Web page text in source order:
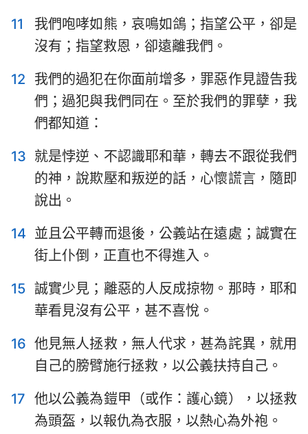
1 2
15
16 17 18 20
21
22
29
30 31 33 34
35
36
37 38 39 40
43
44 45 46 47 48
49
50
51 52 53 54
64
65 66
11
我們咆哮如熊，哀鳴如鴿；指望公平，卻是
沒有；指望救恩，卻遠離我們。
12
我們的過犯在你面前增多，罪惡作見證告我
們；過犯與我們同在。至於我們的罪孽，我
們都知道：
13 就是悖逆、不認識耶和華，轉去不跟從我們
的神，說欺壓和叛逆的話，心懷謊言，隨即
說出。
14 並且公平轉而退後，公義站在遠處；誠實在
街上仆倒，正直也不得進入。
15 誠實少見；離惡的人反成掠物。那時，耶和
華看見沒有公平，甚不喜悅。
16 他見無人拯救，無人代求，甚為詫異，就用
自己的膀臂施行拯救，以公義扶持自己。
17 他以公義為鎧甲（或作：護心鏡），以拯救
為頭盔，以報仇為衣服，以熱心為外袍。